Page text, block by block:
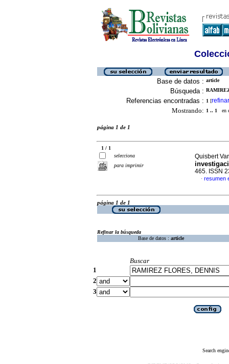
Base de datos : article
Búsqueda :
Referencias encontradas : 1 [refinar
Mostrando: 1 .. 1 en
página 1 de 1
1 / 1
selecciona
para imprimir
Quisbert
465. ISSN
· resumen
página 1 de 1
Refinar la búsqueda
Base de datos : article
Buscar
1
2
3
Search